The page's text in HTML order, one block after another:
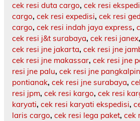
cek resi duta cargo, cek resi
cargo, cek resi expedisi, cek resi ged
cargo, cek resi indah jaya express,
cek resi j&t surabaya, cek resi janex,
cek resi jne jakarta, cek resi jne
cek resi jne makassar, cek resi jne
resi jne palu, cek resi jne
pontianak, cek resi jne surabaya,
resi jpm, cek resi kargo, cek resi
karyati, cek resi karyati ekspedisi,
laris cargo, cek resi lega paket, cek